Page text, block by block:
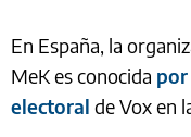
En España, la
MeK es conocida
electoral de Vox en